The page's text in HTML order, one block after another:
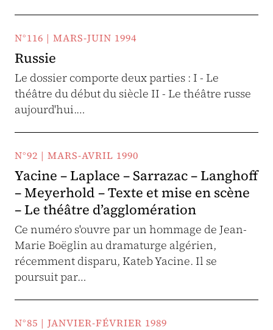
N°116 | MARS-JUIN 1994
Russie
Le dossier comporte deux parties : I - Le
théâtre du début du siècle II - Le théâtre russe
aujourd'hui.…
N°92 | MARS-AVRIL 1990
Yacine – Laplace – Sarrazac – Langhoff
– Meyerhold – Texte et mise en scène
– Le théâtre d’agglomération
Ce numéro s'ouvre par un hommage de Jean-
Marie Boëglin au dramaturge algérien,
récemment disparu, Kateb Yacine. Il se
poursuit par…
N°85 | JANVIER-FÉVRIER 1989